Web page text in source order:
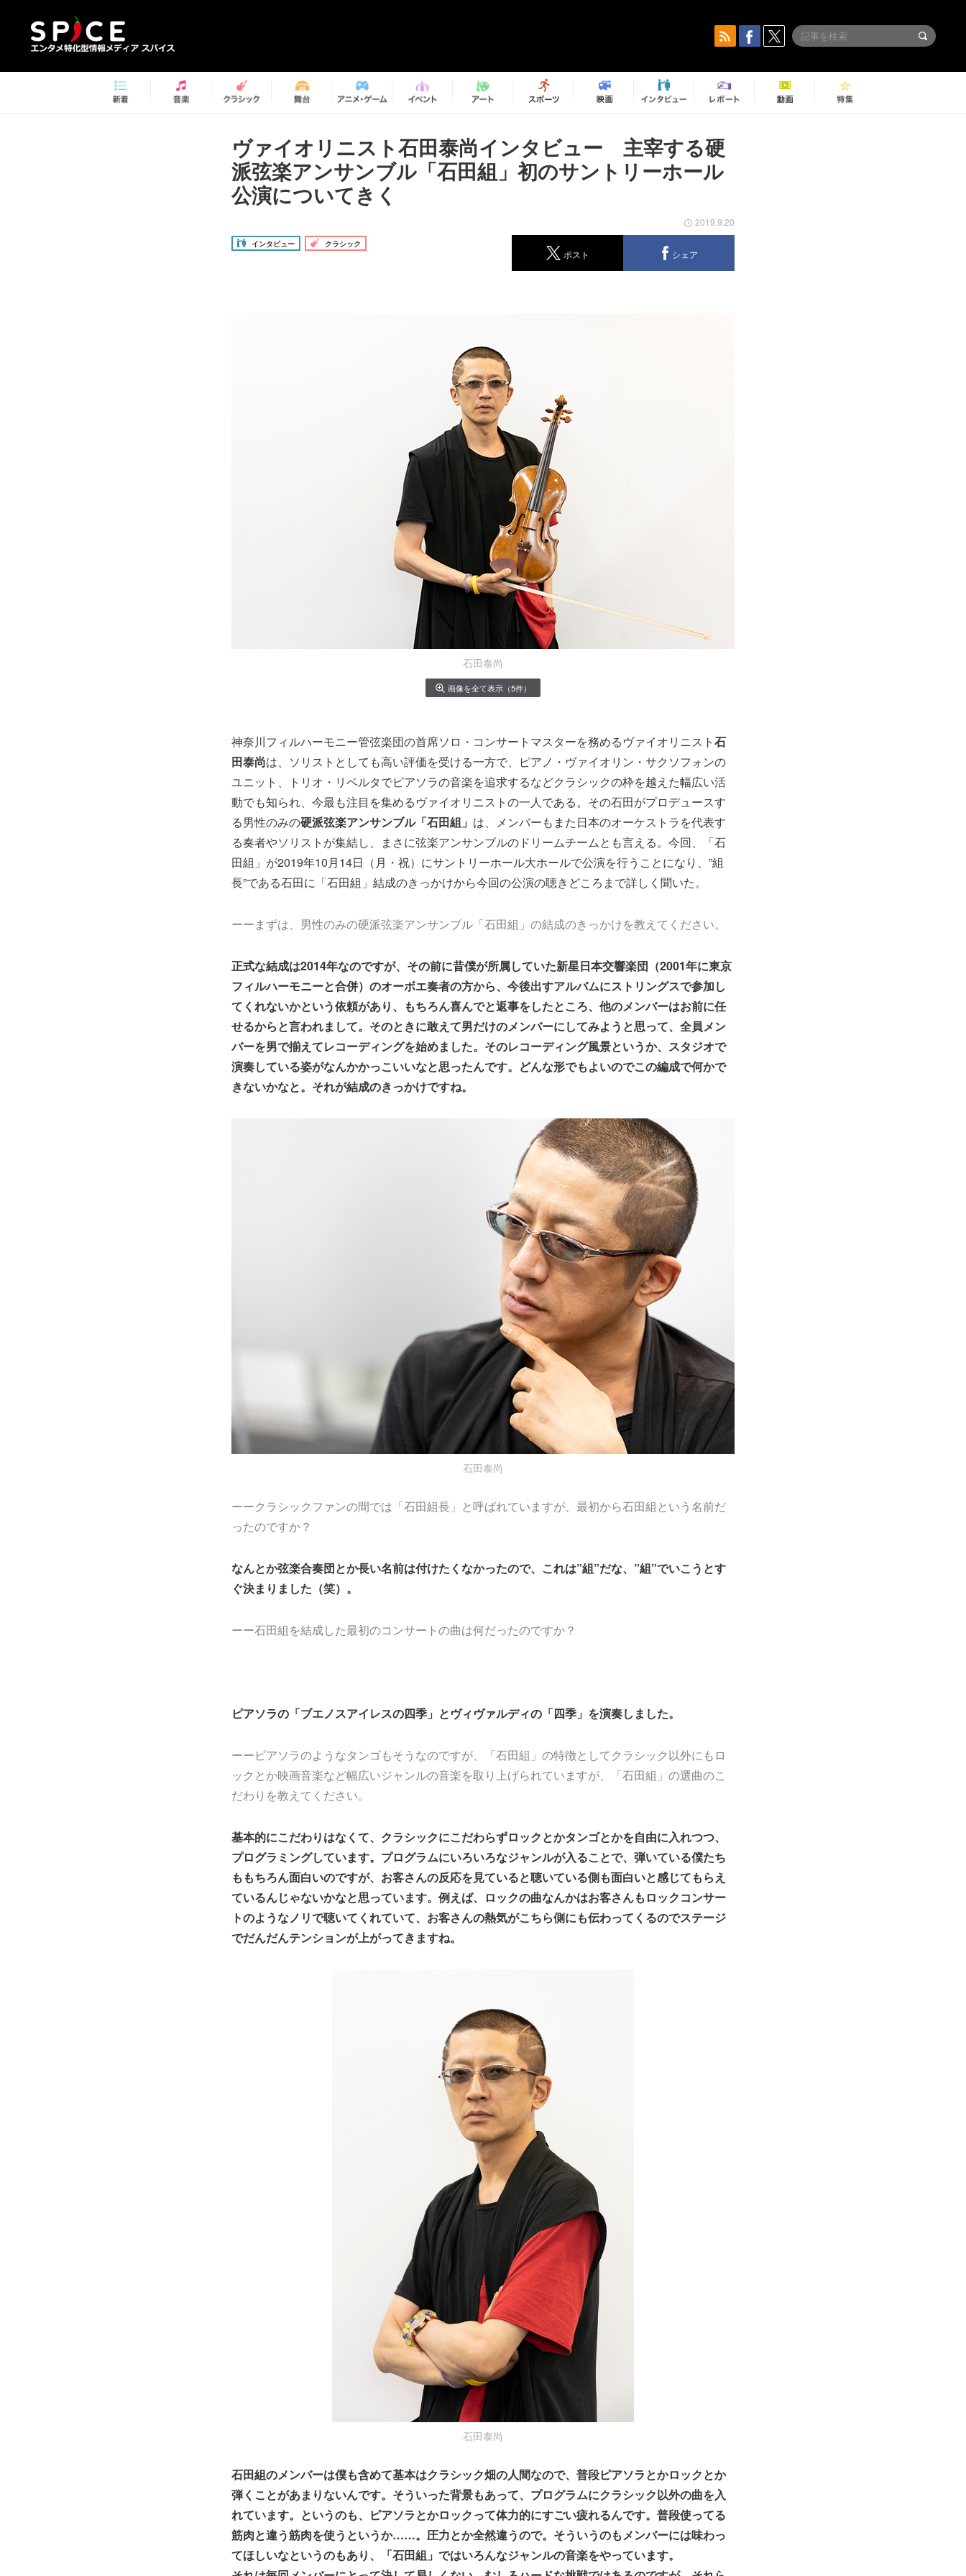
ヴァイオリニスト石田泰尚インタビュー 主宰する硬
派弦楽アンサンブル「石田組」初のサントリーホール
公演についてきく
インタビュー クラシック
2019.9.20
ポスト シェア
石田泰尚
画像を全て表示（5件）
神奈川フィルハーモニー管弦楽団の首席ソロ・コンサートマスターを務めるヴァイオリニスト石
田泰尚は、ソリストとしても高い評価を受ける一方で、ピアノ・ヴァイオリン・サクソフォンの
ユニット、トリオ・リベルタでピアソラの音楽を追求するなどクラシックの枠を越えた幅広い活
動でも知られ、今最も注目を集めるヴァイオリニストの一人である。その石田がプロデュースす
る男性のみの硬派弦楽アンサンブル「石田組」 は、メンバーもまた日本のオーケストラを代表す
る奏者やソリストが集結し、まさに弦楽アンサンブルのドリームチームとも言える。今回、「石
田組」が2019年10月14日（月・祝）にサントリーホール大ホールで公演を行うことになり、”組
長”である石田に「石田組」結成のきっかけから今回の公演の聴きどころまで詳しく聞いた。
ーーまずは、男性のみの硬派弦楽アンサンブル「石田組」の結成のきっかけを教えてください。
正式な結成は2014年なのですが、その前に昔僕が所属していた新星日本交響楽団（2001年に東京
フィルハーモニーと合併）のオーボエ奏者の方から、今後出すアルバムにストリングスで参加し
てくれないかという依頼があり、もちろん喜んでと返事をしたところ、他のメンバーはお前に任
せるからと言われまして。そのときに敢えて男だけのメンバーにしてみようと思って、全員メン
バーを男で揃えてレコーディングを始めました。そのレコーディング風景というか、スタジオで
演奏している姿がなんかかっこいいなと思ったんです。どんな形でもよいのでこの編成で何かで
きないかなと。それが結成のきっかけですね。
石田泰尚
ーークラシックファンの間では「石田組長」と呼ばれていますが、最初から石田組という名前だ
ったのですか？
なんとか弦楽合奏団とか長い名前は付けたくなかったので、これは”組”だな、”組”でいこうとす
ぐ決まりました（笑）。
ーー石田組を結成した最初のコンサートの曲は何だったのですか？
ピアソラの「ブエノスアイレスの四季」とヴィヴァルディの「四季」を演奏しました。
ーーピアソラのようなタンゴもそうなのですが、「石田組」の特徴としてクラシック以外にもロ
ックとか映画音楽など幅広いジャンルの音楽を取り上げられていますが、「石田組」の選曲のこ
だわりを教えてください。
基本的にこだわりはなくて、クラシックにこだわらずロックとかタンゴとかを自由に入れつつ、
プログラミングしています。プログラムにいろいろなジャンルが入ることで、弾いている僕たち
ももちろん面白いのですが、お客さんの反応を見ていると聴いている側も面白いと感じてもらえ
ているんじゃないかなと思っています。例えば、ロックの曲なんかはお客さんもロックコンサー
トのようなノリで聴いてくれていて、お客さんの熱気がこちら側にも伝わってくるのでステージ
でだんだんテンションが上がってきますね。
石田泰尚
石田組のメンバーは僕も含めて基本はクラシック畑の人間なので、普段ピアソラとかロックとか
弾くことがあまりないんです。そういった背景もあって、プログラムにクラシック以外の曲を入
れています。というのも、ピアソラとかロックって体力的にすごい疲れるんです。普段使ってる
筋肉と違う筋肉を使うというか……。圧力とか全然違うので。そういうのもメンバーには味わっ
てほしいなというのもあり、「石田組」ではいろんなジャンルの音楽をやっています。